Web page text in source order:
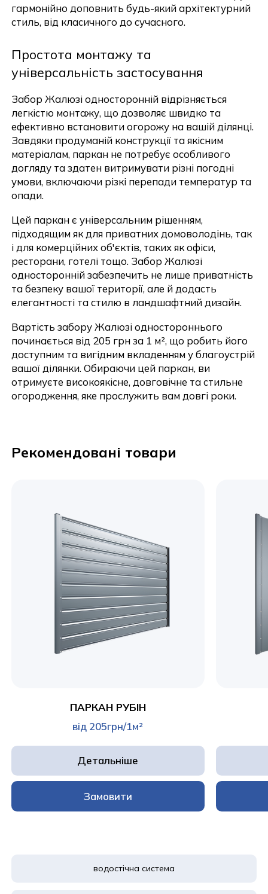
гармонійно доповнить будь-який архітектурний
стиль, від класичного до сучасного.
Простота монтажу та
універсальність застосування
Забор Жалюзі односторонній відрізняється
легкістю монтажу, що дозволяє швидко та
ефективно встановити огорожу на вашій ділянці.
Завдяки продуманій конструкції та якісним
матеріалам, паркан не потребує особливого
догляду та здатен витримувати різні погодні
умови, включаючи різкі перепади температур та
опади.
Цей паркан є універсальним рішенням,
підходящим як для приватних домоволодінь, так
і для комерційних об'єктів, таких як офіси,
ресторани, готелі тощо. Забор Жалюзі
односторонній забезпечить не лише приватність
та безпеку вашої території, але й додасть
елегантності та стилю в ландшафтний дизайн.
Вартість забору Жалюзі одностороннього
починається від 205 грн за 1 м², що робить його
доступним та вигідним вкладенням у благоустрій
вашої ділянки. Обираючи цей паркан, ви
отримуєте високоякісне, довговічне та стильне
огородження, яке прослужить вам довгі роки.
Рекомендовані товари
ПАРКАН РУБІН
від 205грн/1м²
Детальніше
Замовити
водостічна система
Надіслати